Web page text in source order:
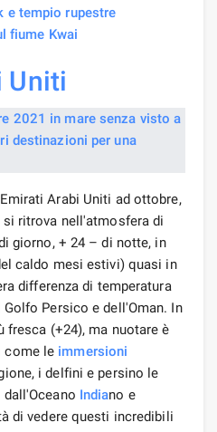
e tempio rupestre
fiume Kwai
Uniti
Arabi Uniti ad ottobre,
ritrova nell'atmosfera di
giorno, + 24 – di notte, in
caldo mesi estivi) quasi in
differenza di temperatura
Persico e dell'Oman. In
(+24), ma nuotare è
come le immersioni
i delfini e persino le
Indiano e
di vedere questi incredibili